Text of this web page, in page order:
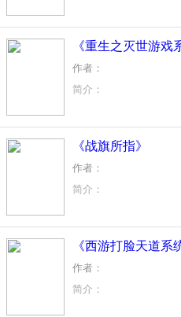
《重生之灭世游戏
作者：
简介：
千禧年，灭世启。重活
尔等，可肯为我而战？！
不肯？
那我便为尔等一战！
《战旗所指》
作者：
简介：
一阵尘烟由天边升起，
洛京城的东城墙上鸦
洛京城下，孟景身后五
“洛京，我回来了！”
《西游打脸天道系
作者：
简介：